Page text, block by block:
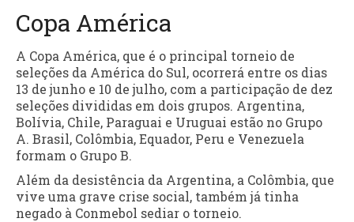
Copa América
A Copa América, que é o principal torneio de
seleções da América do Sul, ocorrerá entre os dias
13 de junho e 10 de julho, com a participação de dez
seleções divididas em dois grupos. Argentina,
Bolívia, Chile, Paraguai e Uruguai estão no Grupo
A. Brasil, Colômbia, Equador, Peru e Venezuela
formam o Grupo B.
Além da desistência da Argentina, a Colômbia, que
vive uma grave crise social, também já tinha
negado à Conmebol sediar o torneio.